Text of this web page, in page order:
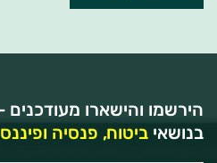
הירשמו והישארו מעודכנים
בנושאי ביטוח, פנסיה